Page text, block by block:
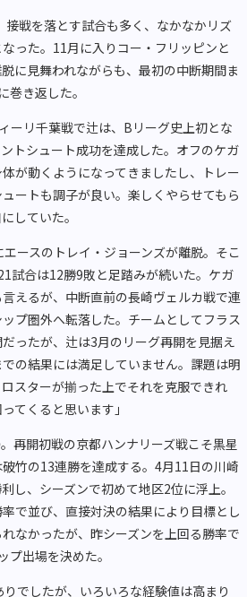
戦を落とす試合も多く、なかなかリズ
った。11月に入りコー・フリッピンと
に見舞われながらも、最初の中断期間ま
巻き返した。
ーリ千葉戦で辻は、Bリーグ史上初とな
トシュート成功を達成した。オフのケガ
が動くようになってきましたし、トレー
ートも調子が良い。楽しくやらせてもら
していた。
ースのトレイ・ジョーンズが離脱。そこ
試合は12勝9敗と足踏みが続いた。ケガ
えるが、中断直前の長崎ヴェルカ戦で連
プ圏外へ転落した。チームとしてフラス
ったが、辻は3月のリーグ再開を見据え
の結果には満足していません。課題は明
スターが揃った上でそれを克服できれ
てくると思います」
再開初戦の京都ハンナリーズ戦こそ黒星
竹の13連勝を達成する。4月11日の川崎
し、シーズンで初めて地区2位に浮上。
で並び、直接対決の結果により目標とし
なかったが、昨シーズンを上回る勝率で
プ出場を決めた。
りでしたが、いろいろな経験値は高まり